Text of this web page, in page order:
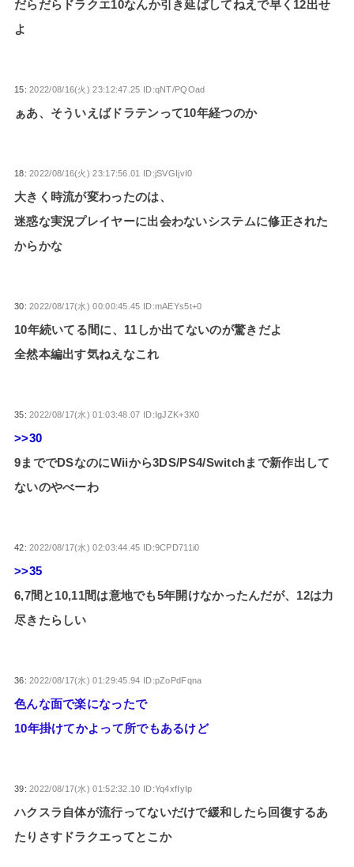
だらだらドラクエ10なんか引き延ばしてねえで早く12出せ
よ
15:2022/08/16(火) 23:12:47.25 ID:qNT/PQOad
ぁあ、そういえばドラテンって10年経つのか
18:2022/08/16(火) 23:17:56.01 ID:jSVGIjvI0
大きく時流が変わったのは、
迷惑な実況プレイヤーに出会わないシステムに修正された
からかな
30:2022/08/17(水) 00:00:45.45 ID:mAEYs5t+0
10年続いてる間に、11しか出てないのが驚きだよ
全然本編出す気ねえなこれ
35:2022/08/17(水) 01:03:48.07 ID:IgJZK+3X0
>>30
9まででDSなのにWiiから3DS/PS4/Switchまで新作出して
ないのやべーわ
42:2022/08/17(水) 02:03:44.45 ID:9CPD711i0
>>35
6,7間と10,11間は意地でも5年開けなかったんだが、12は力
尽きたらしい
36:2022/08/17(水) 01:29:45.94 ID:pZoPdFqna
色んな面で楽になったで
10年掛けてかよって所でもあるけど
39:2022/08/17(水) 01:52:32.10 ID:Yq4xfIyIp
ハクスラ自体が流行ってないだけで緩和したら回復するあ
たりさすドラクエってとこか